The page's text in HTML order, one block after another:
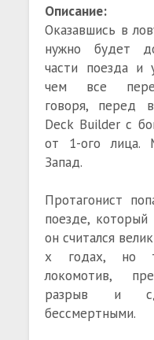
Описание:
Оказавшись в
нужно будет
части поезда и
чем все
говоря, перед
Deck Builder с
от 1-ого лица.
Запад.
Протагонист
поезде,
он считался
х годах, но
локомотив,
разрыв и
бессмертными.